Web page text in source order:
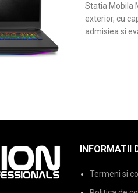
Statia Mobila
exterior, cu
admisiea si
INFORMATII
Termeni si